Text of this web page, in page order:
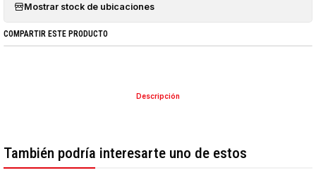
Mostrar stock de ubicaciones
COMPARTIR ESTE PRODUCTO
Descripción
También podría interesarte uno de estos